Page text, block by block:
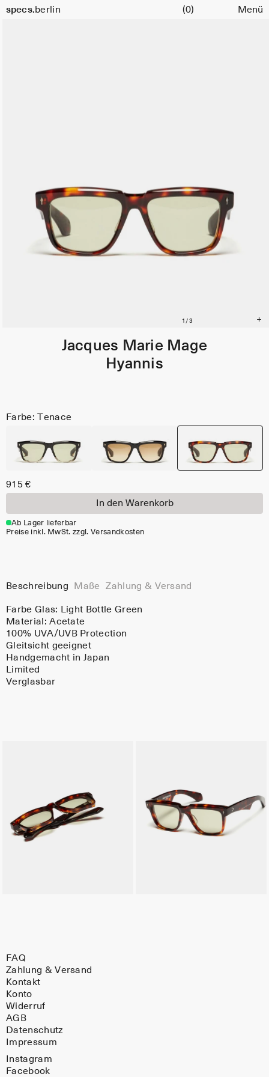
specs.berlin
Warenkorb (0) Menü
Jacques Marie Mage
Hyannis
Farbe: Tenace
915 €
In den Warenkorb
Ab Lager lieferbar
Preise inkl. MwSt. zzgl. Versandkosten
Beschreibung Maße Zahlung & Versand
Farbe Glas:
Light Bottle Green
Material:Acetate
100% UVA/UVB Protection
Gleitsicht geeignet
Handgemacht in Japan
Limited
Verglasbar
FAQ
Zahlung & Versand
Kontakt
Konto
Widerruf
AGB
Datenschutz
Impressum
Instagram
Facebook